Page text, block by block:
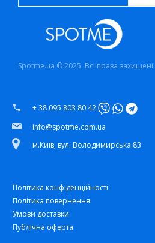
Spotme.ua © 2025. Всі права захищені.
+ 38 095 803 80 42
info@spotme.com.ua
м.Київ, вул. Володимирська 83
Політика конфіденційності
Політика повернення
Умови доставки
Публічна оферта